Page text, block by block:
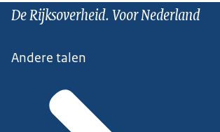
De Rijksoverheid. Voor Nederland
Andere talen